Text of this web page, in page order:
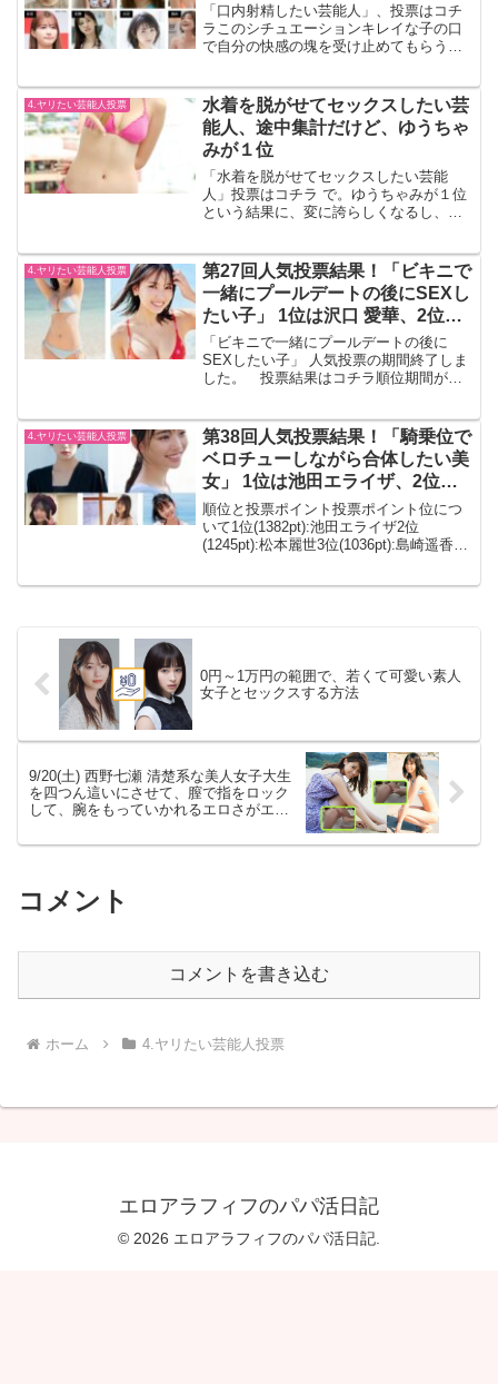
「口内射精したい芸能人」、投票はコチ
ラこのシチュエーションキレイな子の口
で自分の快感の塊を受け止めてもらう事
記)。登録されている芸能人、増えてます
色んな子を登録していた...
4.ヤリたい芸能人投票
水着を脱がせてセックスしたい芸
能人、途中集計だけど、ゆうちゃ
みが１位
「水着を脱がせてセックスしたい芸能
人」投票はコチラ で。ゆうちゃみが１位
という結果に、変に誇らしくなるし、ま
と、ゆうちゃみを抱くって、すごい
事。 ビックリするくらい...
4.ヤリたい芸能人投票
第27回人気投票結果！「ビキニで
一緒にプールデートの後にSEXし
たい子」 1位は沢口 愛華、2位は
松本 麗世
「ビキニで一緒にプールデートの後に
SEXしたい子」 人気投票の期間終了しま
した。 投票結果はコチラ順位期間が短
(1939票):沢口愛華2位(1778票):松本麗世3
位(15...
4.ヤリたい芸能人投票
第38回人気投票結果！「騎乗位で
ベロチューしながら合体したい美
女」 1位は池田エライザ、2位は
松本麗世
順位と投票ポイント投票ポイント位につ
いて1位(1382pt):池田エライザ2位
(1245pt):松本麗世3位(1036pt):島崎遥香4
0円～1万円の範囲で、若くて可愛い素人
女子とセックスする方法
9/20(土) 西野七瀬 清楚系な美人女子大生
を四つん這いにさせて、膣で指をロック
して、腕をもっていかれるエロさがエグ
コメント
コメントを書き込む
ホーム 4.ヤリたい芸能人投票
エロアラフィフのパパ活日記
© 2026 エロアラフィフのパパ活日記.